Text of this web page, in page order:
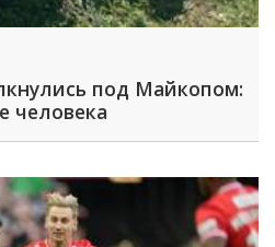
под Майкопом:
человека